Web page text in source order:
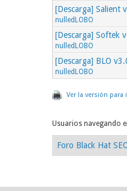
[Descarga] Salient
nulledLOBO
[Descarga] Softek
nulledLOBO
[Descarga] BLO
nulledLOBO
Ver la versión para
Usuarios navegando
Foro Black Hat